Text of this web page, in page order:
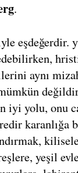
.
eşdeğerdir.
aynı
iyi yolu, onu
karanlığa
yeşil